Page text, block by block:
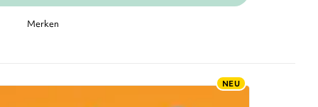
Merken
NEU